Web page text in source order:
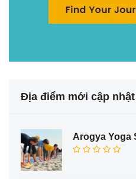
Địa điểm mới cập nhật